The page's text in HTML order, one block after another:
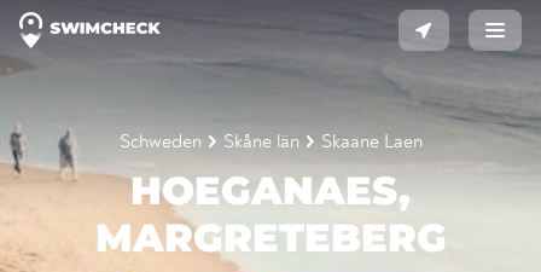
Schweden Skåne län Skaane Laen
HOEGANAES,
MARGRETEBERG